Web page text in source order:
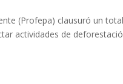
(Profepa) clausuró un
actividades de